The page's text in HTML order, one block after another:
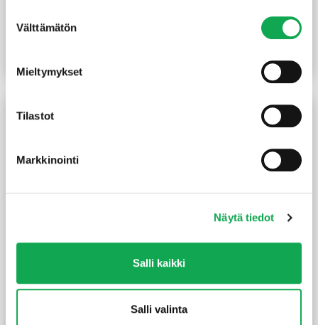
valinta
Välttämätön
Mieltymykset
Tilastot
Markkinointi
Näytä tiedot
Salli kaikki
Salli valinta
Lue lisää
helmipaneeli valkoinen
(59,25 €/m²)
Helmipaneeli 15X120 mm
15x120x2980 mm
helmipaneeli valkoinen
92,00